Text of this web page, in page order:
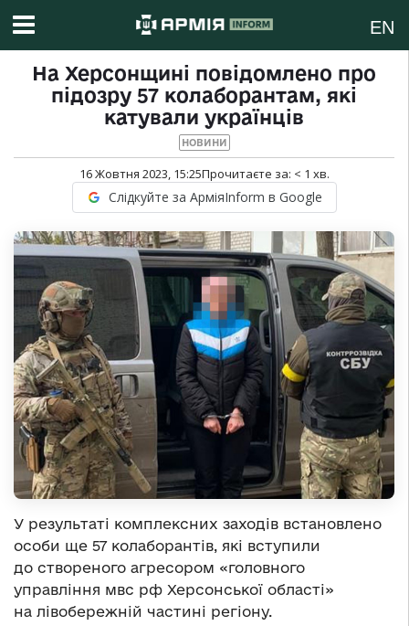
EN
На Херсонщині повідомлено про
підозру 57 колаборантам, які
катували українців
НОВИНИ
16 Жовтня 2023, 15:25Прочитаєте за: < 1 хв.
Слідкуйте за АрміяInform в Google
У результаті комплексних заходів встановлено
особи ще 57 колаборантів, які вступили
до створеного агресором «головного
управління мвс рф Херсонської області»
на лівобережній частині регіону.